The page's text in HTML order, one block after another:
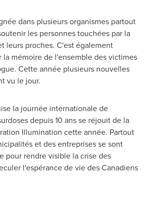
dans plusieurs organismes partout
les personnes touchées par la
leurs proches. C'est également
la mémoire de l'ensemble des victimes
Cette année plusieurs nouvelles
vu le jour.
la journée internationale de
depuis 10 ans se réjouit de la
Illumination cette année. Partout
et des entreprises se sont
pour rendre visible la crise des
l'espérance de vie des Canadiens